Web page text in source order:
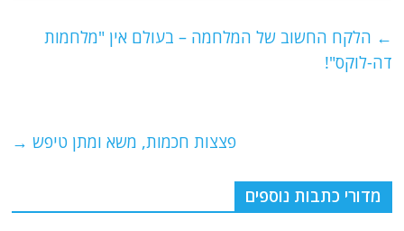
s
A
g
l
er
e
k
← הלקח החשוב של המלחמה – בעולם אין "מלחמות
דה-לוקס"!
פצצות חכמות, משא ומתן טיפש →
מדורי כתבות נוספים